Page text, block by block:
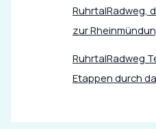
RuhrtalRadweg,
zur
RuhrtalRadweg
Etappen durch